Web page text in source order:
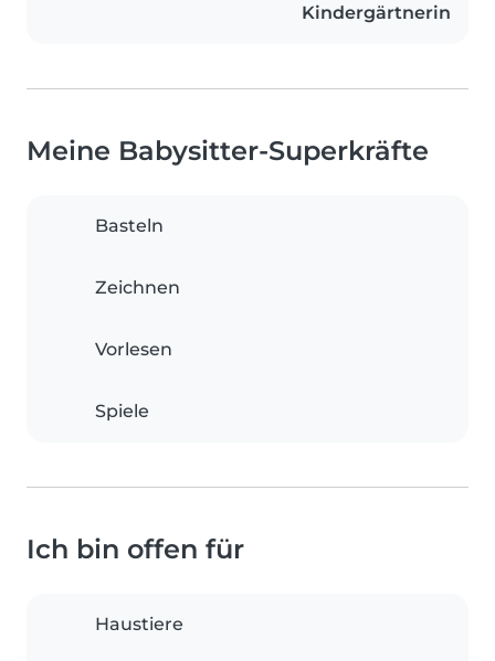
Kindergärtnerin
Meine Babysitter-Superkräfte
Basteln
Zeichnen
Vorlesen
Spiele
Ich bin offen für
Haustiere